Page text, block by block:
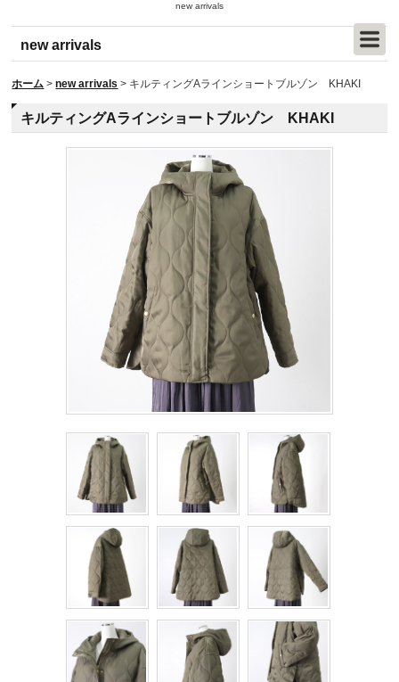
new arrivals
new arrivals
ホーム > new arrivals > キルティングAラインショートブルゾン KHAKI
キルティングAラインショートブルゾン KHAKI